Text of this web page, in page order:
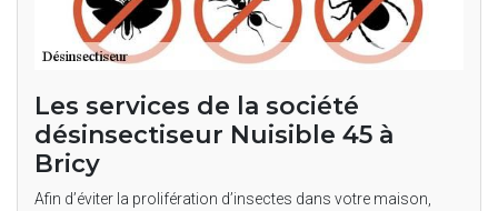
Les services de la société
désinsectiseur Nuisible 45 à
Bricy
Afin d’éviter la prolifération d’insectes dans votre maison,